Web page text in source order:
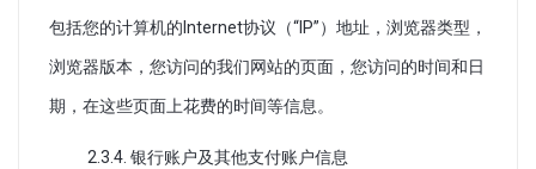
包括您的计算机的Internet协议（“IP”）地址，浏览器类型，
浏览器版本，您访问的我们网站的页面，您访问的时间和日
期，在这些页面上花费的时间等信息。
2.3.4. 银行账户及其他支付账户信息